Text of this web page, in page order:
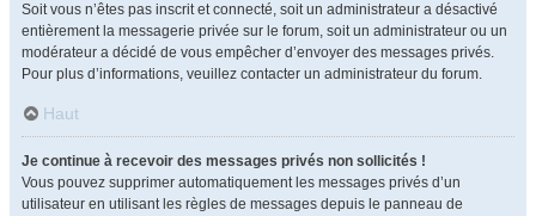
Soit vous n’êtes pas inscrit et connecté, soit un administrateur a désactivé
entièrement la messagerie privée sur le forum, soit un administrateur ou un
modérateur a décidé de vous empêcher d’envoyer des messages privés.
Pour plus d’informations, veuillez contacter un administrateur du forum.
Haut
Je continue à recevoir des messages privés non sollicités !
Vous pouvez supprimer automatiquement les messages privés d’un
utilisateur en utilisant les règles de messages depuis le panneau de